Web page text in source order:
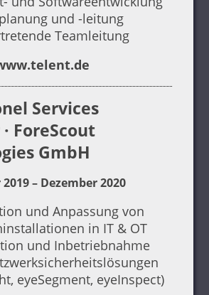
und -leitung
Teamleitung
Services
ForeScout
GmbH
– Dezember 2020
und Anpassung von
in IT & OT
und Inbetriebnahme
eyeSegment, eyeInspect)